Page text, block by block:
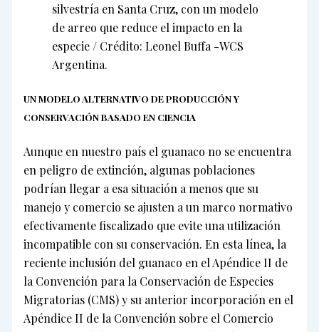
silvestría en Santa Cruz, con un modelo
de arreo que reduce el impacto en la
especie / Crédito: Leonel Buffa -WCS
Argentina.
UN MODELO ALTERNATIVO DE PRODUCCIÓN Y
CONSERVACIÓN BASADO EN CIENCIA
Aunque en nuestro país el guanaco no se encuentra
en peligro de extinción, algunas poblaciones
podrían llegar a esa situación a menos que su
manejo y comercio se ajusten a un marco normativo
efectivamente fiscalizado que evite una utilización
incompatible con su conservación. En esta línea, la
reciente inclusión del guanaco en el Apéndice II de
la Convención para la Conservación de Especies
Migratorias (CMS) y su anterior incorporación en el
Apéndice II de la Convención sobre el Comercio